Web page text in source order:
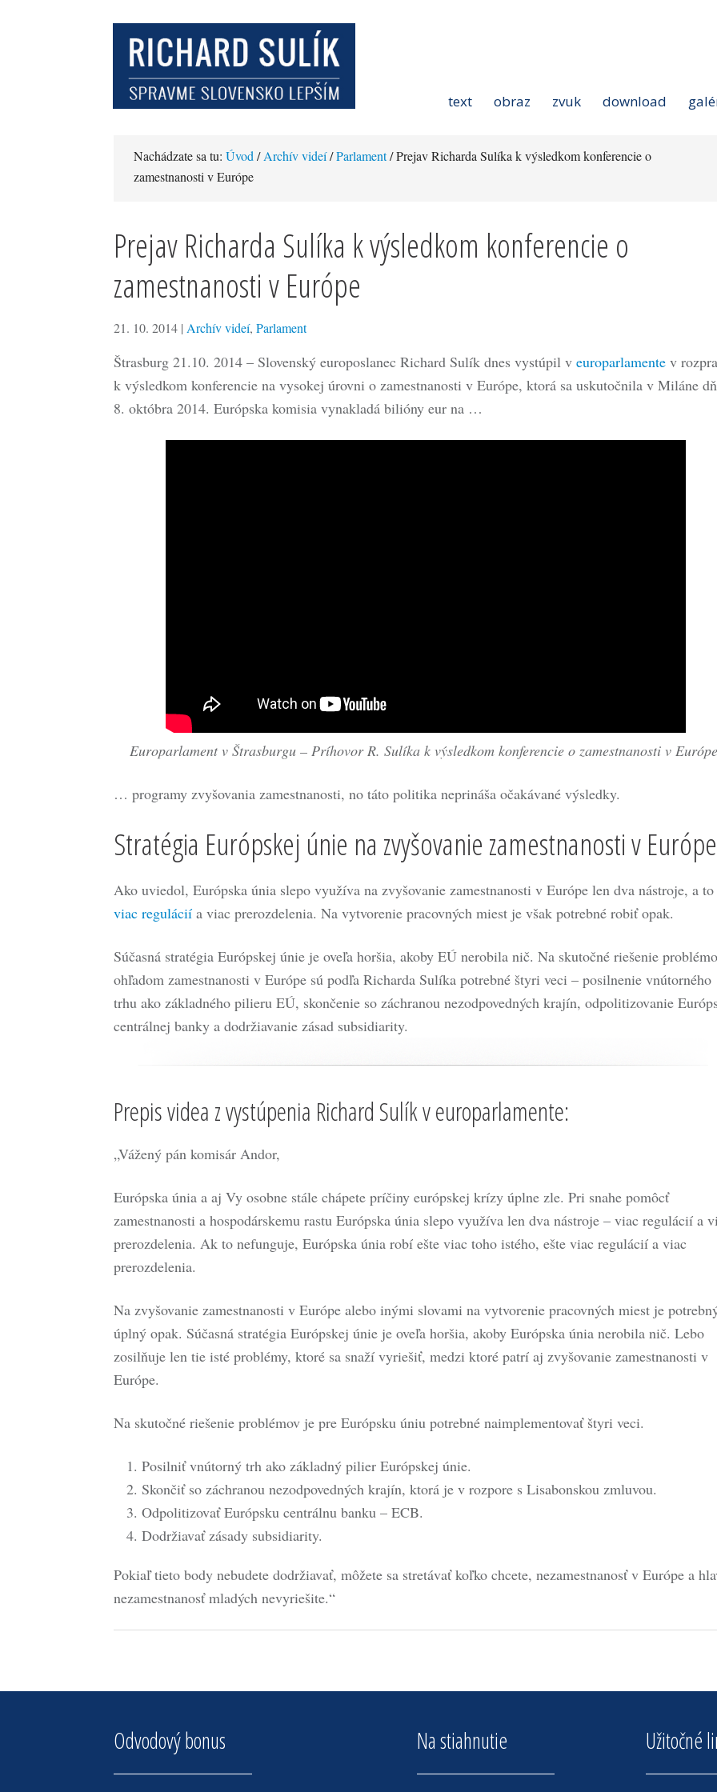
text obraz zvuk download
Nachádzate sa tu: Úvod/Archív videí/Parlament/ Prejav Richarda Sulíka k výsledkom konferencie o
zamestnanosti v Európe
Prejav Richarda Sulíka k výsledkom konferencie o
zamestnanosti v Európe
21. 10. 2014 | Archív videí, Parlament
Štrasburg 21.10. 2014 – Slovenský europoslanec Richard Sulík dnes vystúpil v europarlamente v
k výsledkom konferencie na vysokej úrovni o zamestnanosti v Európe, ktorá sa uskutočnila v Miláne
8. októbra 2014. Európska komisia vynakladá bilióny eur na …
Europarlament v Štrasburgu – Príhovor R. Sulíka k výsledkom konferencie o zamestnanosti v
… programy zvyšovania zamestnanosti, no táto politika neprináša očakávané výsledky.
Stratégia Európskej únie na zvyšovanie zamestnanosti v Európe
Ako uviedol, Európska únia slepo využíva na zvyšovanie zamestnanosti v Európe len dva nástroje, a to
viac regulácií a viac prerozdelenia. Na vytvorenie pracovných miest je však potrebné robiť opak.
Súčasná stratégia Európskej únie je oveľa horšia, akoby EÚ nerobila nič. Na skutočné riešenie
ohľadom zamestnanosti v Európe sú podľa Richarda Sulíka potrebné štyri veci – posilnenie vnútorného
trhu ako základného pilieru EÚ, skončenie so záchranou nezodpovedných krajín, odpolitizovanie
centrálnej banky a dodržiavanie zásad subsidiarity.
Prepis videa z vystúpenia Richard Sulík v europarlamente:
„Vážený pán komisár Andor,
Európska únia a aj Vy osobne stále chápete príčiny európskej krízy úplne zle. Pri snahe pomôcť
zamestnanosti a hospodárskemu rastu Európska únia slepo využíva len dva nástroje – viac regulácií a
prerozdelenia. Ak to nefunguje, Európska únia robí ešte viac toho istého, ešte viac regulácií a viac
prerozdelenia.
Na zvyšovanie zamestnanosti v Európe alebo inými slovami na vytvorenie pracovných miest je
úplný opak. Súčasná stratégia Európskej únie je oveľa horšia, akoby Európska únia nerobila nič. Lebo
zosilňuje len tie isté problémy, ktoré sa snaží vyriešiť, medzi ktoré patrí aj zvyšovanie zamestnanosti v
Európe.
Na skutočné riešenie problémov je pre Európsku úniu potrebné naimplementovať štyri veci.
Posilniť vnútorný trh ako základný pilier Európskej únie.
Skončiť so záchranou nezodpovedných krajín, ktorá je v rozpore s Lisabonskou zmluvou.
Odpolitizovať Európsku centrálnu banku – ECB.
Dodržiavať zásady subsidiarity.
Pokiaľ tieto body nebudete dodržiavať, môžete sa stretávať koľko chcete, nezamestnanosť v Európe a
nezamestnanosť mladých nevyriešite.“
Odvodový bonus Na stiahnutie Užitočné